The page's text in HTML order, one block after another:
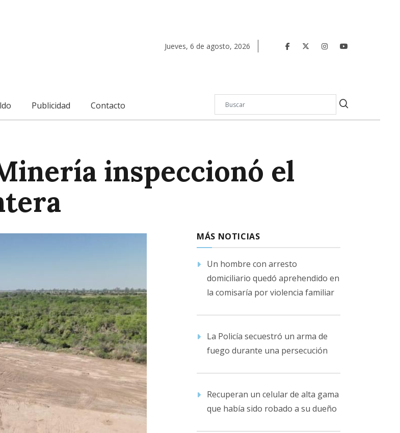
Jueves, 6 de agosto, 2026
Publicidad Contacto
inspeccionó el
MÁS NOTICIAS
Un hombre con arresto
domiciliario quedó aprehendido en
la comisaría por violencia familiar
La Policía secuestró un arma de
fuego durante una persecución
Recuperan un celular de alta gama
que había sido robado a su dueño